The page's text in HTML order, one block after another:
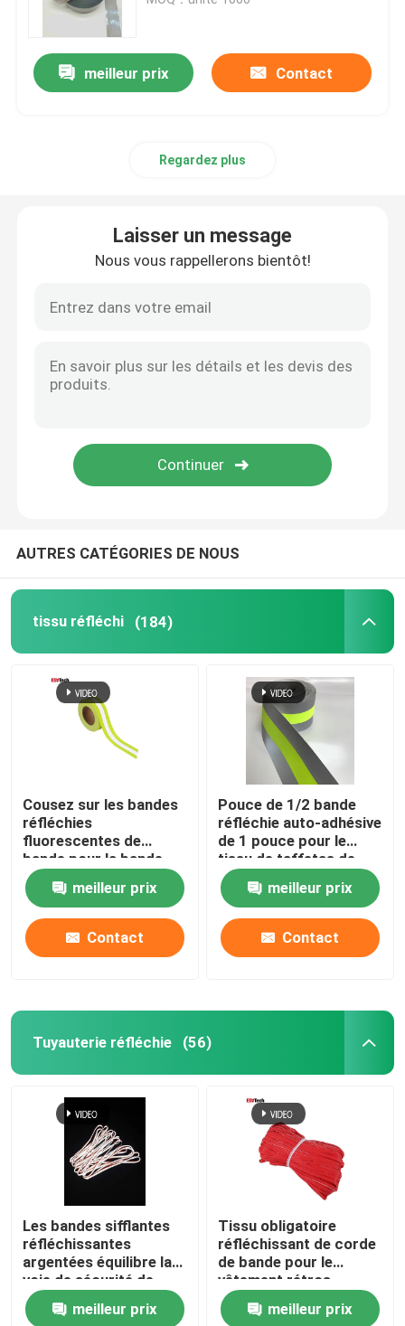
Tissu réfléchi d'arc-en-ciel
Accessoires réfléchis
meilleur prix Contact
Regardez plus
Laisser un message
Nous vous rappellerons bientôt!
AUTRES CATÉGORIES DE NOUS
tissu réfléchi (184)
Cousez sur les bandes
réfléchies
fluorescentes de
bande pour la bande
ignifuge d'habillement
meilleur prix
Contact
Pouce de 1/2 bande
réfléchie auto-adhésive
de 1 pouce pour le
tissu de taffetas de
tente de camping de
couverture de voiture
d'habillement
meilleur prix
Contact
Tuyauterie réfléchie (56)
Les bandes sifflantes
réfléchissantes
argentées équilibre la
voie de sécurité de
bandeau halète 50
mètres 100 mètres
meilleur prix
Tissu obligatoire
réfléchissant de corde
de bande pour le
vêtement rétros
0.19mm colorés de
sécurité 0.24mm
meilleur prix